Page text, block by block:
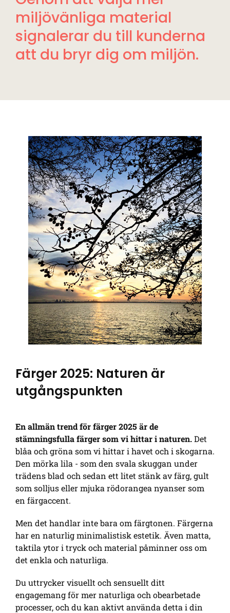
miljövänliga material
signalerar du till kunderna
att du bryr dig om miljön.
Färger 2025: Naturen är
utgångspunkten
En allmän trend för färger 2025 är de
stämningsfulla färger som vi hittar i naturen.Det
blåa och gröna som vi hittar i havet och i skogarna.
Den mörka lila - som den svala skuggan under
trädens blad och sedan ett litet stänk av färg, gult
som solljus eller mjuka rödorangea nyanser som
en färgaccent.
Men det handlar inte bara om färgtonen. Färgerna
har en naturlig minimalistisk estetik. Även matta,
taktila ytor i tryck och material påminner oss om
det enkla och naturliga.
Du uttrycker visuellt och sensuellt ditt
engagemang för mer naturliga och obearbetade
processer, och du kan aktivt använda detta i din